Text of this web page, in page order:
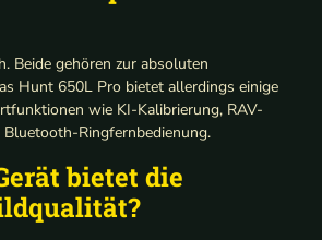
Beide gehören zur absoluten
Hunt 650L Pro bietet allerdings einige
wie KI-Kalibrierung, RAV-
Ringfernbedienung.
bietet die